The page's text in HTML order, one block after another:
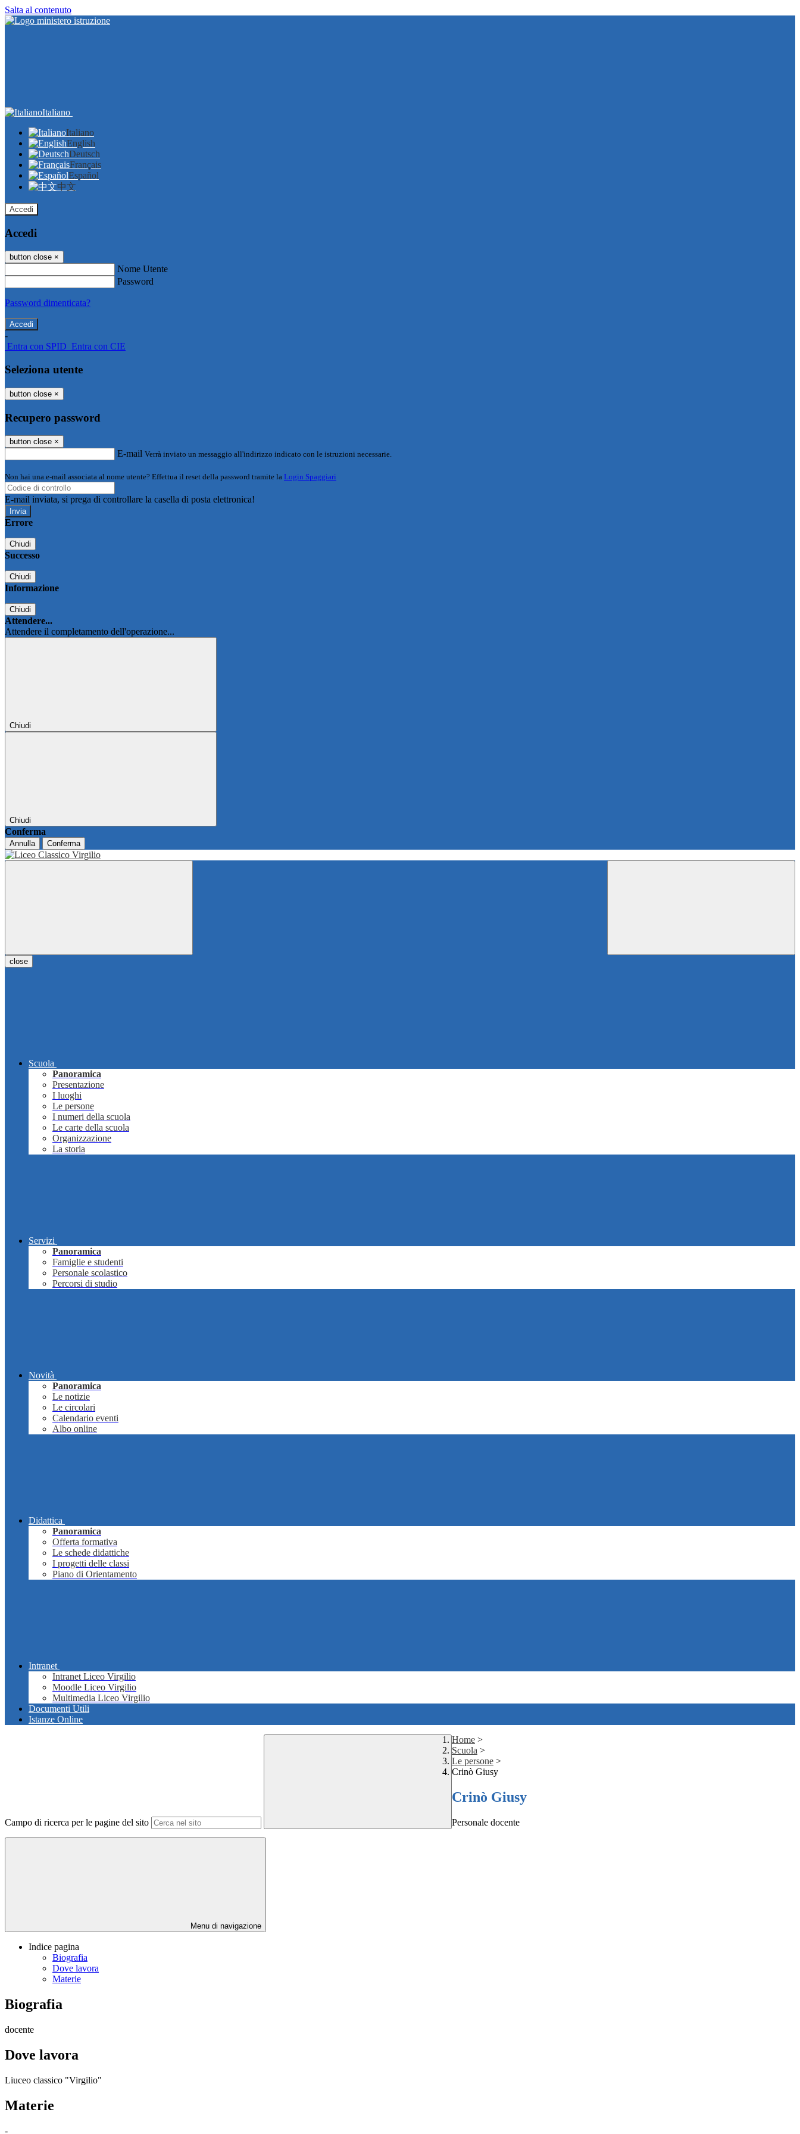
Salta al contenuto
Italiano
Italiano
English
Deutsch
Français
Español
中文
Accedi
Accedi
button close ×
Nome Utente
Password
Password dimenticata?
-
Entra con SPID Entra con CIE
Seleziona utente
button close ×
Recupero password
button close ×
E-mail Verrà inviato un messaggio all'indirizzo indicato con le istruzioni necessarie.
Non hai una e-mail associata al nome utente? Effettua il reset della password tramite la Login Spaggiari
E-mail inviata, si prega di controllare la casella di posta elettronica!
Errore
Chiudi
Successo
Chiudi
Informazione
Chiudi
Attendere...
Attendere il completamento dell'operazione...
Chiudi
Chiudi
Conferma
Annulla Conferma
close
Scuola
Panoramica
Presentazione
I luoghi
Le persone
I numeri della scuola
Le carte della scuola
Organizzazione
La storia
Servizi
Panoramica
Famiglie e studenti
Personale scolastico
Percorsi di studio
Novità
Panoramica
Le notizie
Le circolari
Calendario eventi
Albo online
Didattica
Panoramica
Offerta formativa
Le schede didattiche
I progetti delle classi
Piano di Orientamento
Intranet
Intranet Liceo Virgilio
Moodle Liceo Virgilio
Multimedia Liceo Virgilio
Documenti Utili
Istanze Online
Campo di ricerca per le pagine del sito
Home >
Scuola >
Le persone >
Crinò Giusy
Crinò Giusy
Personale docente
Menu di navigazione
Indice pagina
Biografia
Dove lavora
Materie
Biografia
docente
Dove lavora
Liuceo classico "Virgilio"
Materie
-